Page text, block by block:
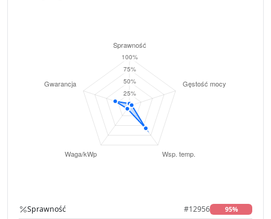
Sprawność #12956 95%